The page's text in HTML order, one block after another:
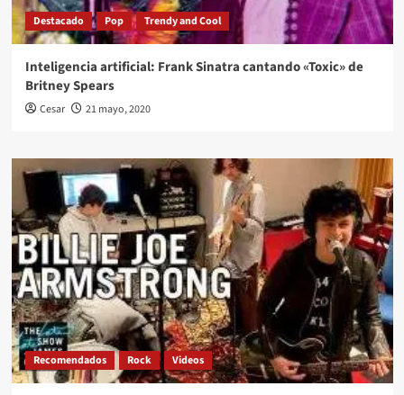
Destacado Pop Trendy and Cool
Inteligencia artificial: Frank Sinatra cantando «Toxic» de
Britney Spears
Cesar 21 mayo, 2020
Recomendados Rock Videos